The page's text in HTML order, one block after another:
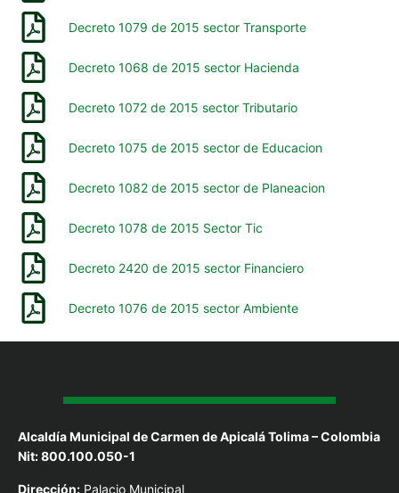
Decreto 1079 de 2015 sector Transporte
Decreto 1068 de 2015 sector Hacienda
Decreto 1072 de 2015 sector Tributario
Decreto 1075 de 2015 sector de Educacion
Decreto 1082 de 2015 sector de Planeacion
Decreto 1078 de 2015 Sector Tic
Decreto 2420 de 2015 sector Financiero
Decreto 1076 de 2015 sector Ambiente
Alcaldía Municipal de Carmen de Apicalá Tolima – Colombia
Nit: 800.100.050-1
Dirección: Palacio Municipal